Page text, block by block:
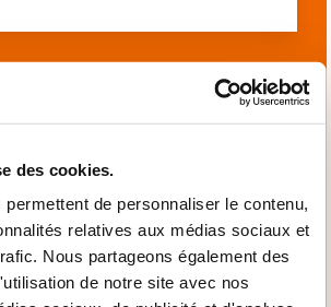
des cookies.
de personnaliser le contenu,
relatives aux médias sociaux et
Nous partageons également des
de notre site avec nos
Mécanique,